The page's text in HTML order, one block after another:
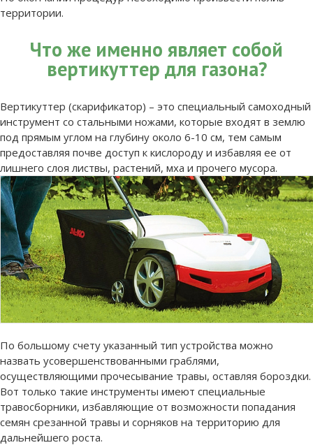
территории.
Что же именно являет собой
вертикуттер для газона?
Вертикуттер (скарификатор) – это специальный самоходный
инструмент со стальными ножами, которые входят в землю
под прямым углом на глубину около 6-10 см, тем самым
предоставляя почве доступ к кислороду и избавляя ее от
лишнего слоя листвы, растений, мха и прочего мусора.
По большому счету указанный тип устройства можно
назвать усовершенствованными граблями,
осуществляющими прочесывание травы, оставляя бороздки.
Вот только такие инструменты имеют специальные
травосборники, избавляющие от возможности попадания
семян срезанной травы и сорняков на территорию для
дальнейшего роста.